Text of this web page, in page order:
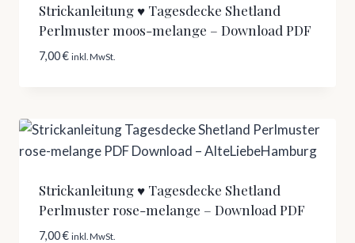
Strickanleitung ♥ Tagesdecke Shetland
Perlmuster moos-melange – Download PDF
7,00€ inkl. MwSt.
Strickanleitung ♥ Tagesdecke Shetland
Perlmuster rose-melange – Download PDF
7,00€ inkl. MwSt.